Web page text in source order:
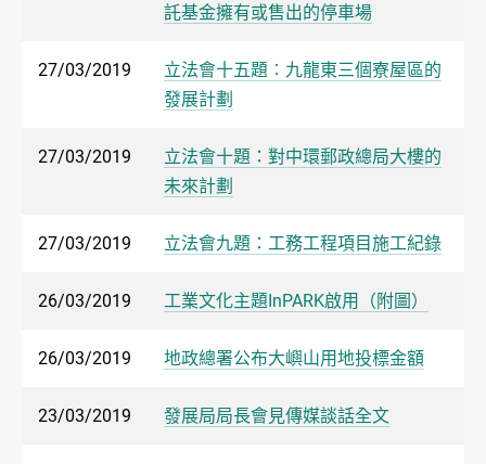
託基金擁有或售出的停車場
27/03/2019
立法會十五題︰九龍東三個寮屋區的
發展計劃
27/03/2019
立法會十題：對中環郵政總局大樓的
未來計劃
27/03/2019 立法會九題：工務工程項目施工紀錄
26/03/2019 工業文化主題InPARK啟用（附圖）
26/03/2019 地政總署公布大嶼山用地投標金額
23/03/2019 發展局局長會見傳媒談話全文